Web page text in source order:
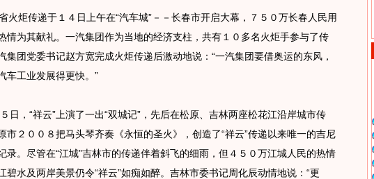
火炬传递于１４日上午在“汽车城”－－长春市开启大幕，７５０万长春人民用
情为其献礼。一汽集团作为当地的经济支柱，共有１０多名火炬手参与了传
集团党委书记赵方宽完成火炬传递后激动地说：“一汽集团要借奥运的东风，
车工业发展得更快。”
，“祥云”上演了一出“双城记”，先后在松原、吉林两座松花江沿岸城市传
市２００８把马头琴齐奏《永恒的圣火》，创造了“祥云”传递以来唯一的吉尼
录。尽管在“江城”吉林市的传递伴着斜飞的细雨，但４５０万江城人民的热情
碧水及两岸美景仍令“祥云”如痴如醉。吉林市委书记周化辰动情地说：“更